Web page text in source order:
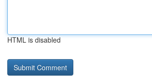
HTML is disabled